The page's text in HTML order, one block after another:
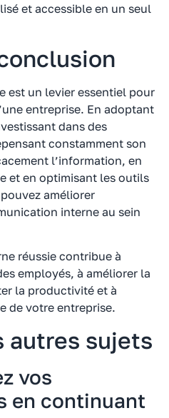
et accessible en un seul
est un levier essentiel pour
entreprise. En adoptant
dans des
constamment son
l’information, en
et en optimisant les outils
améliorer
interne au sein
réussie contribue à
employés, à améliorer la
la productivité et à
de votre entreprise.
autres sujets
vos
en continuant